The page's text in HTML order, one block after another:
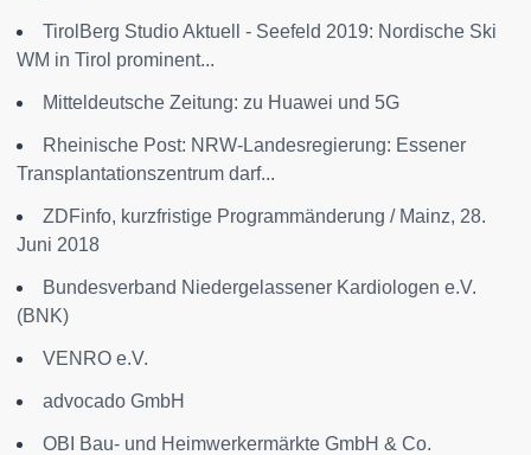
TirolBerg Studio Aktuell - Seefeld 2019: Nordische Ski
WM in Tirol prominent...
Mitteldeutsche Zeitung: zu Huawei und 5G
Rheinische Post: NRW-Landesregierung: Essener
Transplantationszentrum darf...
ZDFinfo, kurzfristige Programmänderung / Mainz, 28.
Juni 2018
Bundesverband Niedergelassener Kardiologen e.V.
(BNK)
VENRO e.V.
advocado GmbH
OBI Bau- und Heimwerkermärkte GmbH & Co.